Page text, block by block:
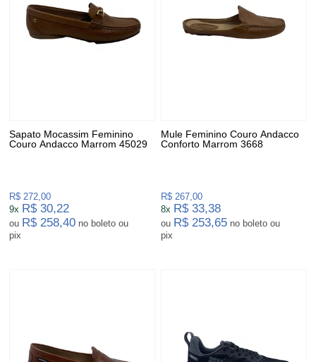
Sapato Mocassim Feminino
Couro Andacco Marrom 45029
R$ 272,00
9x R$ 30,22
ou R$ 258,40 no boleto ou
pix
Mule Feminino Couro Andacco
Conforto Marrom 3668
R$ 267,00
8x R$ 33,38
ou R$ 253,65 no boleto ou
pix